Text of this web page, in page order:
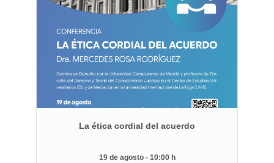
La ética cordial del acuerdo
19 de agosto - 10:00 h